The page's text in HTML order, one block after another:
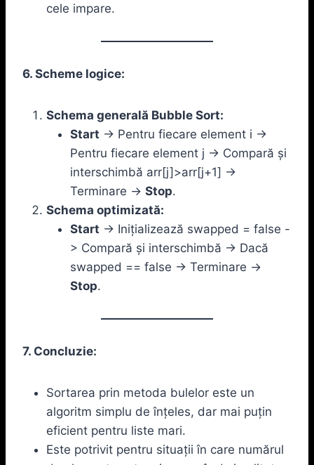
cele impare.
6. Scheme logice:
Schema generală Bubble Sort:
Start -> Pentru fiecare element i ->
Pentru fiecare element j -> Compară și
interschimbă arr[j]>arr[j+1] ->
Terminare -> Stop.
Schema optimizată:
Start -> Inițializează swapped = false -
> Compară și interschimbă -> Dacă
swapped == false -> Terminare ->
Stop.
7. Concluzie:
Sortarea prin metoda bulelor este un
algoritm simplu de înțeles, dar mai puțin
eficient pentru liste mari.
Este potrivit pentru situații în care numărul